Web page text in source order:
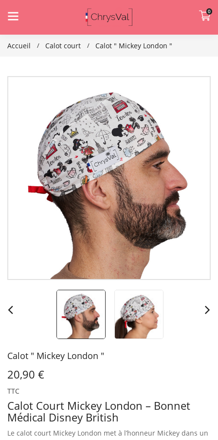
0
Accueil Calot court Calot " Mickey London "
Calot " Mickey London "
20,90 €
TTC
Calot Court Mickey London – Bonnet
Médical Disney British
Le calot court Mickey London met à l’honneur Mickey dans un